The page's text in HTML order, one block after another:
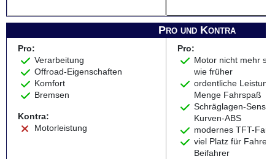
Pro und Kontra
Pro:
Verarbeitung
Offroad-Eigenschaften
Komfort
Bremsen
Kontra:
Motorleistung
Pro:
Motor nicht mehr so
wie früher
ordentliche
Menge Fahrspaß
Schräglagen-
Kurven-ABS
modernes TFT-
viel Platz für Fahrer
Beifahrer